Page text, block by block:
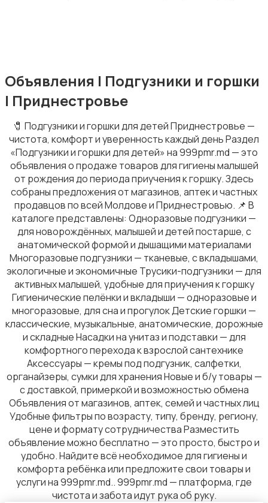
Товары для мам
Товары для учебы
Другое
Детская одежда и обувь
Объявления | Подгузники и горшки
| Приднестровье
🧷 Подгузники и горшки для детей Приднестровье —
чистота, комфорт и уверенность каждый день Раздел
«Подгузники и горшки для детей» на 999pmr.md — это
объявления о продаже товаров для гигиены малышей
от рождения до периода приучения к горшку. Здесь
собраны предложения от магазинов, аптек и частных
продавцов по всей Молдове и Приднестровью. 📌 В
каталоге представлены: Одноразовые подгузники —
для новорождённых, малышей и детей постарше, с
анатомической формой и дышащими материалами
Многоразовые подгузники — тканевые, с вкладышами,
экологичные и экономичные Трусики-подгузники — для
активных малышей, удобные для приучения к горшку
Гигиенические пелёнки и вкладыши — одноразовые и
многоразовые, для сна и прогулок Детские горшки —
классические, музыкальные, анатомические, дорожные
и складные Насадки на унитаз и подставки — для
комфортного перехода к взрослой сантехнике
Аксессуары — кремы под подгузник, салфетки,
органайзеры, сумки для хранения Новые и б/у товары —
с доставкой, примеркой и возможностью обмена
Объявления от магазинов, аптек, семей и частных лиц
Удобные фильтры по возрасту, типу, бренду, региону,
цене и формату сотрудничества Разместить
объявление можно бесплатно — это просто, быстро и
удобно. Найдите всё необходимое для гигиены и
комфорта ребёнка или предложите свои товары и
услуги на 999pmr.md.. 999pmr.md — платформа, где
чистота и забота идут рука об руку.